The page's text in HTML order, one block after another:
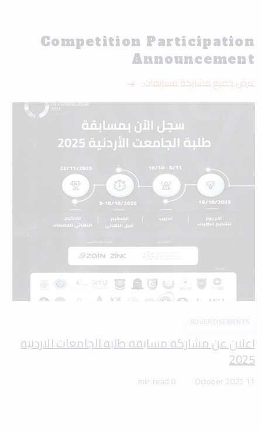
Competition Participation
Announcement
عرض جميع مشاركة مسابقات
ADVERTISEMENTS
اعلان عن مشاركة مسابقة طلبة الجامعات الاردنية
2025
11 October 2025
0 min read